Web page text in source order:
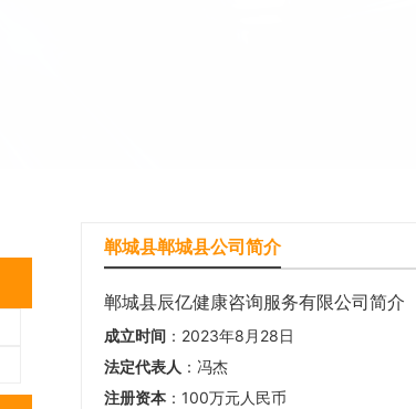
郸城县郸城县公司简介
郸城县辰亿健康咨询服务有限公司简介
成立时间 ：2023年8月28日
法定代表人 ：冯杰
注册资本 ：100万元人民币